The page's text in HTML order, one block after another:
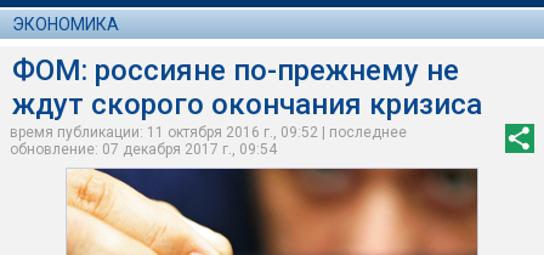
ЭКОНОМИКА
ФОМ: россияне по-прежнему не
ждут скорого окончания кризиса
время публикации: 11 октября 2016 г., 09:52 | последнее
обновление: 07 декабря 2017 г., 09:54